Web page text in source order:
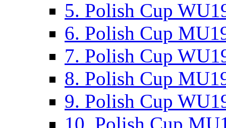
5. Polish Cup
6. Polish Cup
7. Polish Cup
8. Polish Cup
9. Polish Cup
10. Polish Cup